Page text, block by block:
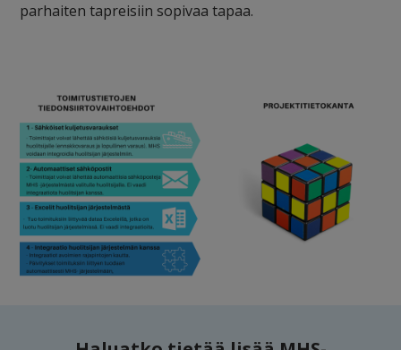
parhaiten tapreisiin sopivaa tapaa.